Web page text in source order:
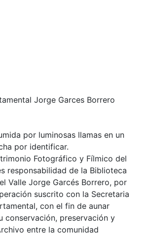
Jorge Garces Borrero
por luminosas llamas en un
por identificar.
Fotográfico y Fílmico del
responsabilidad de la Biblioteca
Valle Jorge Garcés Borrero, por
suscrito con la Secretaria
con el fin de aunar
conservación, preservación y
entre la comunidad